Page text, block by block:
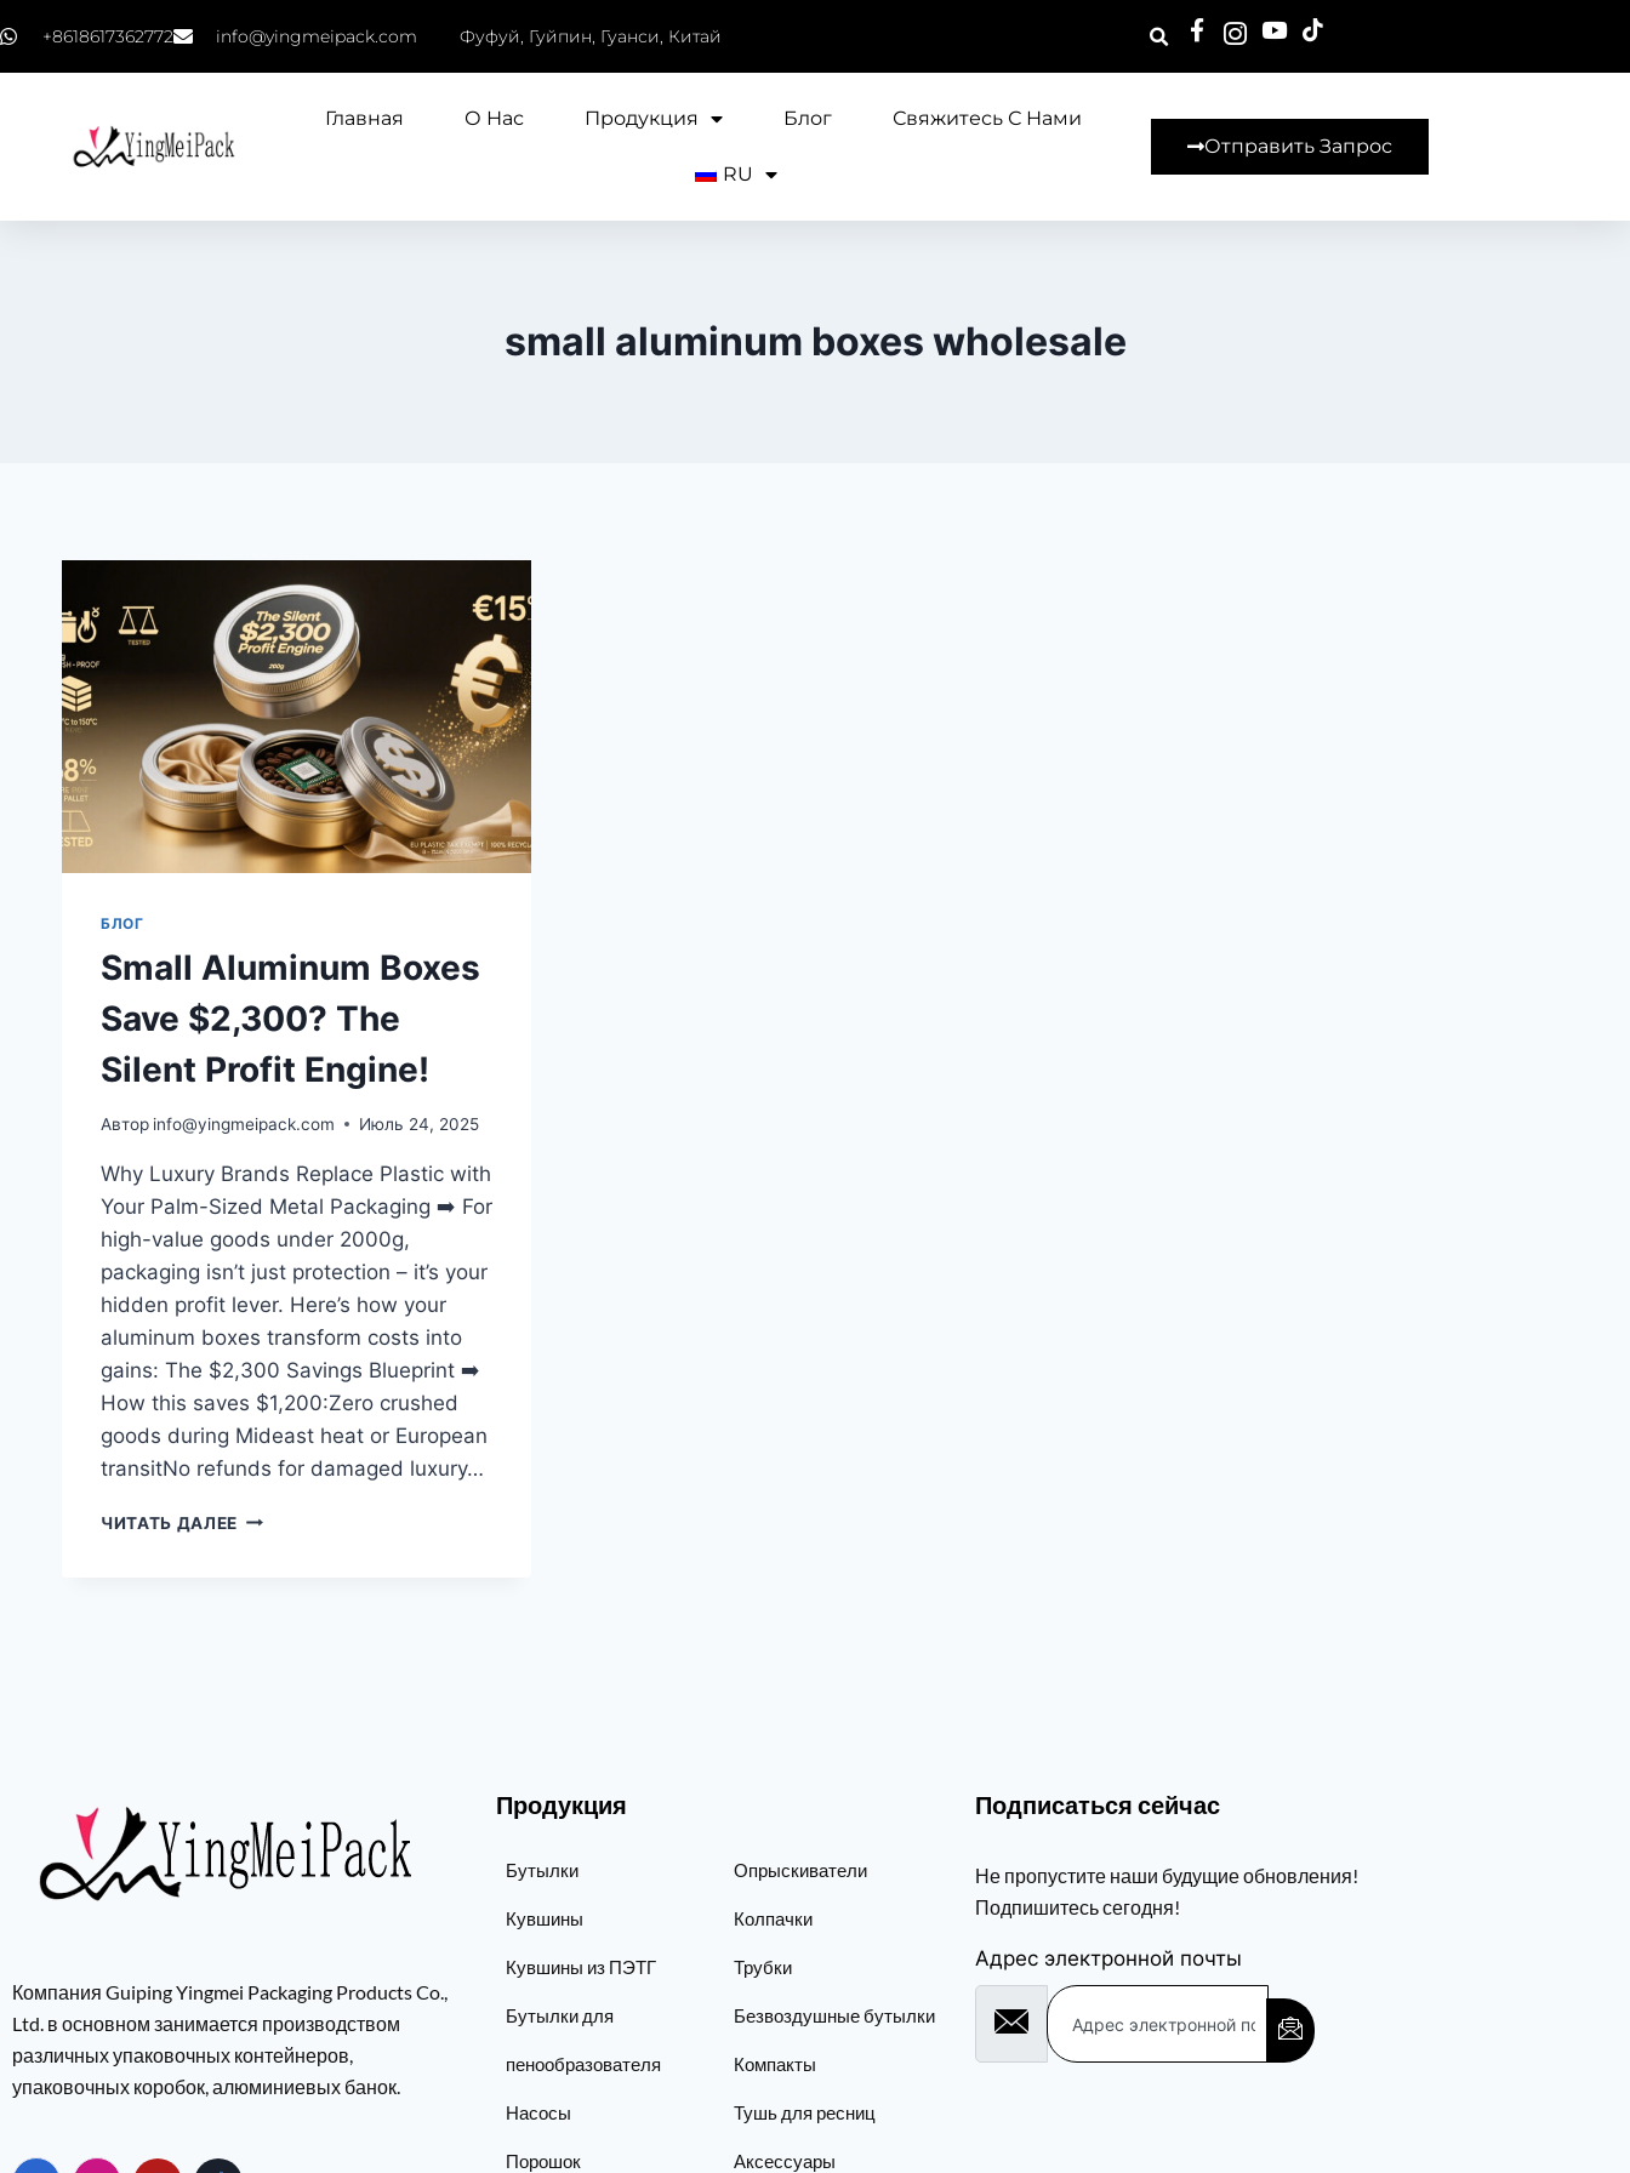
+8618617362772 info@yingmeipack.com Фуфуй, Гуйпин, Гуанси, Китай
Главная О Нас Продукция Блог Свяжитесь С Нами
RU
Отправить Запрос
small aluminum boxes wholesale
БЛОГ
Small Aluminum Boxes
Save $2,300? The
Silent Profit Engine!
Автор info@yingmeipack.com Июль 24, 2025
Why Luxury Brands Replace Plastic with
Your Palm-Sized Metal Packaging ➡️ For
high-value goods under 2000g,
packaging isn’t just protection – it’s your
hidden profit lever. Here’s how your
aluminum boxes transform costs into
gains: The $2,300 Savings Blueprint ➡️
How this saves $1,200:Zero crushed
goods during Mideast heat or European
transitNo refunds for damaged luxury…
ЧИТАТЬ ДАЛЕЕ
Компания Guiping Yingmei Packaging Products Co.,
Ltd. в основном занимается производством
различных упаковочных контейнеров,
упаковочных коробок, алюминиевых банок.
Продукция
Бутылки
Кувшины
Кувшины из ПЭТГ
Бутылки для
пенообразователя
Насосы
Порошок
Опрыскиватели
Колпачки
Трубки
Безвоздушные бутылки
Компакты
Тушь для ресниц
Аксессуары
Подписаться сейчас
Не пропустите наши будущие обновления!
Подпишитесь сегодня!
Адрес электронной почты